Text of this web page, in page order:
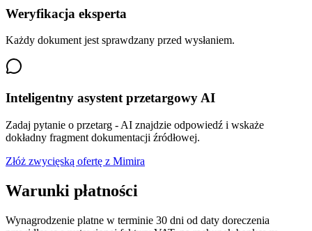
Weryfikacja eksperta
Każdy dokument jest sprawdzany przed wysłaniem.
Inteligentny asystent przetargowy AI
Zadaj pytanie o przetarg - AI znajdzie odpowiedź i wskaże
dokładny fragment dokumentacji źródłowej.
Złóż zwycięską ofertę z Mimira
Warunki płatności
Wynagrodzenie platne w terminie 30 dni od daty doreczenia